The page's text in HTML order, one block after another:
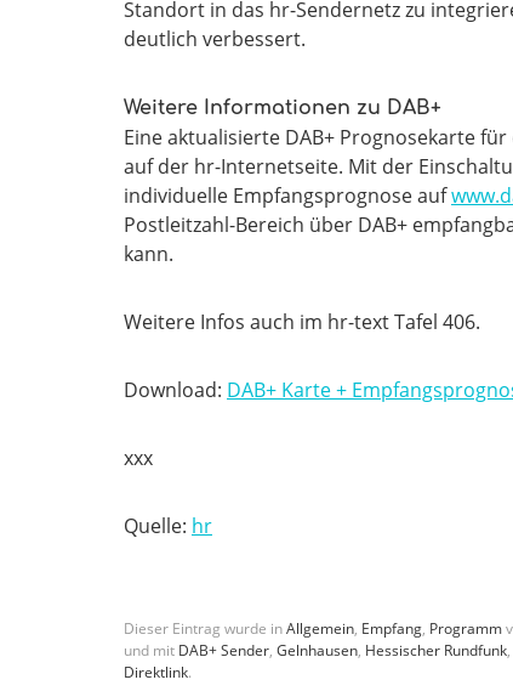
Standort in das hr-Sendernetz zu
deutlich verbessert.
Weitere Informationen zu DAB+
Eine aktualisierte DAB+ Prognosekarte
auf der hr-Internetseite. Mit der
individuelle Empfangsprognose auf
Postleitzahl-Bereich über DAB+
kann.
Weitere Infos auch im hr-text Tafel 406.
Download: DAB+ Karte +
xxx
Quelle: hr
Dieser Eintrag wurde inAllgemein, Empfang, Programm
und mit DAB+ Sender, Gelnhausen, Hessischer Rundfunk,
Direktlink.